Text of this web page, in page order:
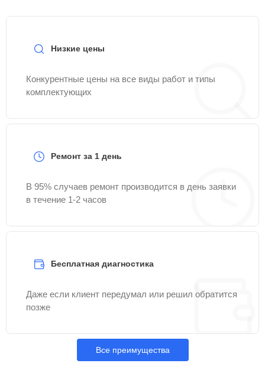
Низкие цены
Конкурентные цены на все виды работ и типы
комплектующих
Ремонт за 1 день
В 95% случаев ремонт производится в день заявки
в течение 1-2 часов
Бесплатная диагностика
Даже если клиент передумал или решил обратится
позже
Все преимущества